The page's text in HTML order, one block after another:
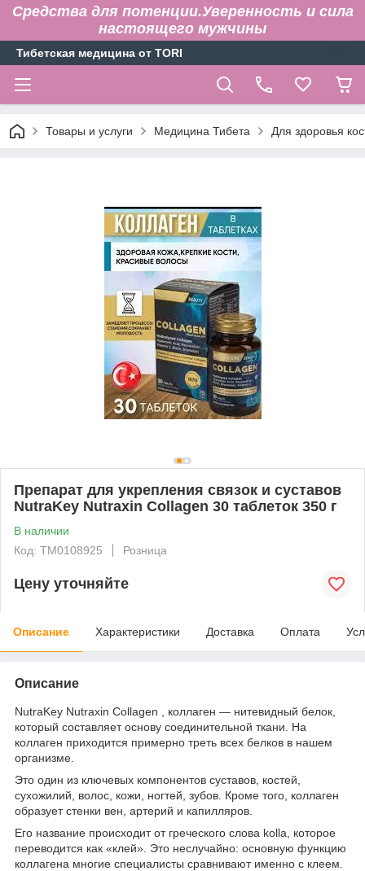
Средства для потенции.Уверенность и сила
настоящего мужчины
Тибетская медицина от TORI
Товары и услуги Медицина Тибета Для здоровья
Препарат для укрепления связок и суставов
NutraKey Nutraxin Collagen 30 таблеток 350 г
В наличии
Код: ТМ0108925
Розница
Цену уточняйте
Описание Характеристики Доставка Оплата
Описание
NutraKey Nutraxin Collagen , коллаген — нитевидный белок,
который составляет основу соединительной ткани. На
коллаген приходится примерно треть всех белков в нашем
организме.
Это один из ключевых компонентов суставов, костей,
сухожилий, волос, кожи, ногтей, зубов. Кроме того, коллаген
образует стенки вен, артерий и капилляров.
Его название происходит от греческого слова kolla, которое
переводится как «клей». Это неслучайно: основную функцию
коллагена многие специалисты сравнивают именно с клеем.